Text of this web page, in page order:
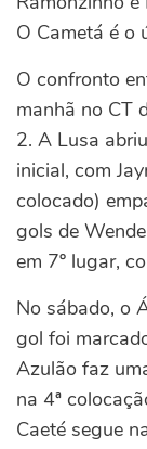
O Cametá é o
O confronto
manhã no CT
2. A Lusa
inicial, com
colocado)
gols de
em 7º lugar,
No sábado, o
gol foi
Azulão faz
na 4ª
Caeté segue